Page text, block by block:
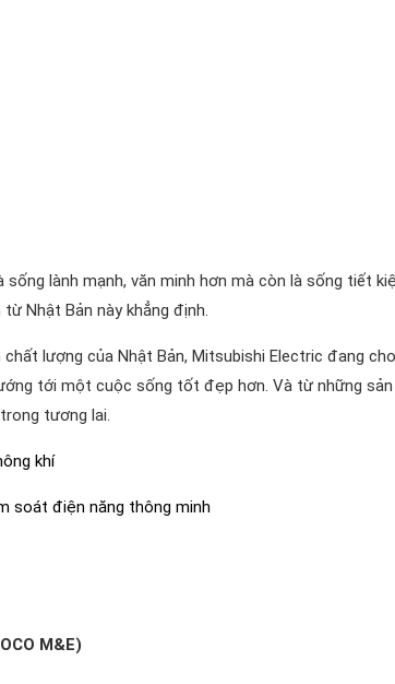
lành mạnh, văn minh hơn mà còn là sống tiết
Nhật Bản này khẳng định.
lượng của Nhật Bản, Mitsubishi Electric đang
tới một cuộc sống tốt đẹp hơn. Và từ những
tương lai.
khí
soát điện năng thông minh
M&E)